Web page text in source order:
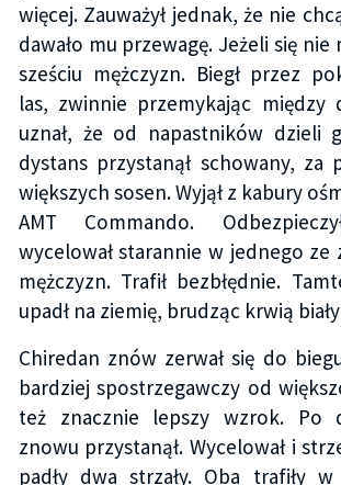
więcej. Zauważył jednak, że nie
dawało mu przewagę. Jeżeli się nie
sześciu mężczyzn. Biegł przez
las, zwinnie przemykając między
uznał, że od napastników dzieli
dystans przystanął schowany, za
większych sosen. Wyjął z kabury
AMT Commando.
wycelował starannie w jednego ze
mężczyzn. Trafił bezbłędnie.
upadł na ziemię, brudząc krwią
Chiredan znów zerwał się do
bardziej spostrzegawczy od
też znacznie lepszy wzrok. Po
znowu przystanął. Wycelował i
padły dwa strzały. Oba trafiły